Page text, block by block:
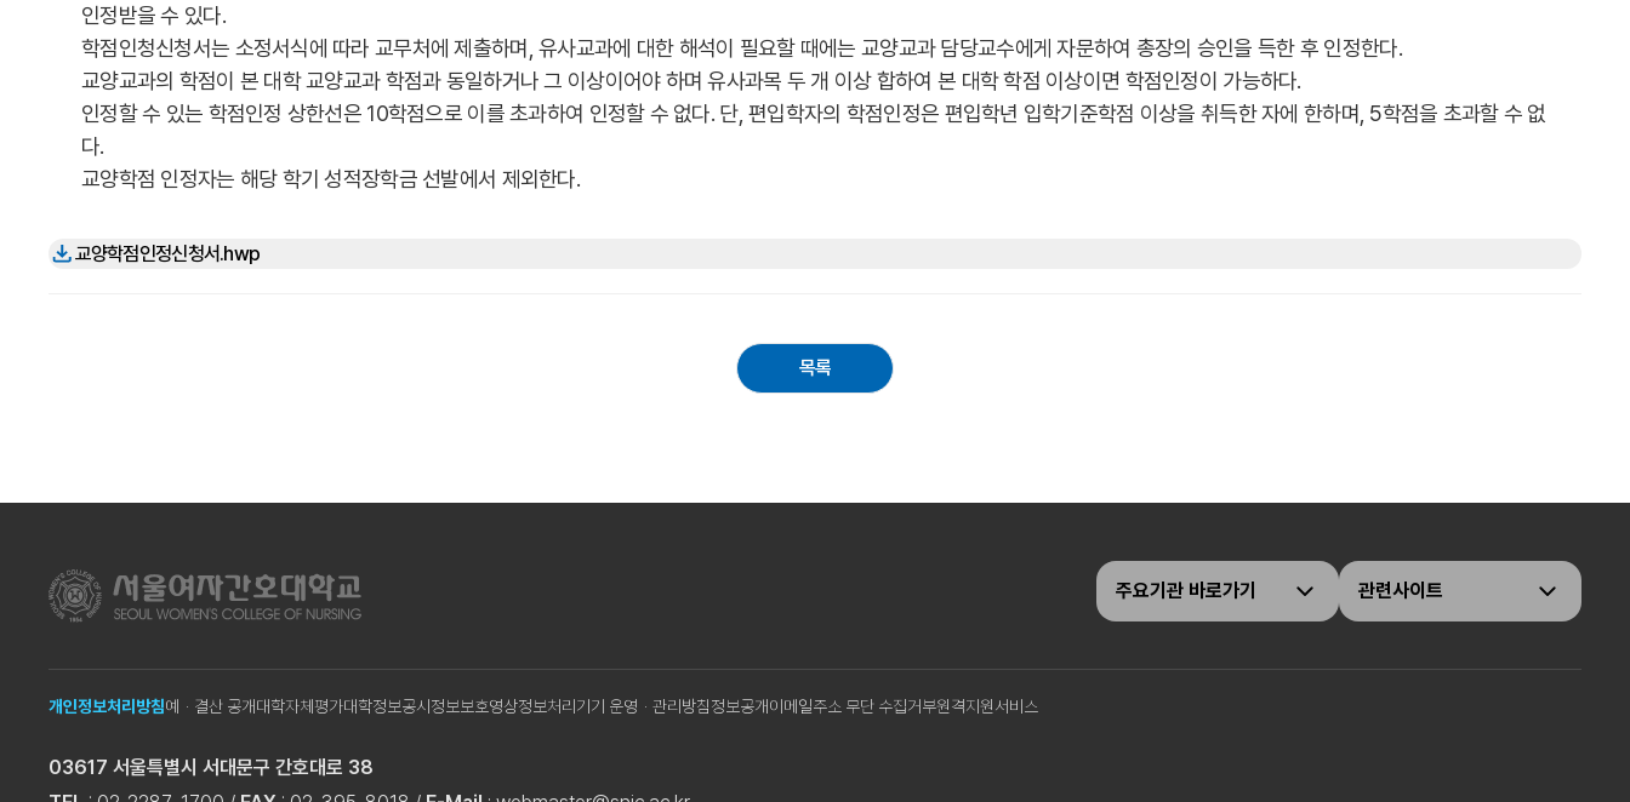
인정받을 수 있다.
학점인청신청서는 소정서식에 따라 교무처에 제출하며, 유사교과에 대한 해석이 필요할 때에는 교양교과 담당교수에게 자문하여 총장의 승인을 득한 후 인정한다.
교양교과의 학점이 본 대학 교양교과 학점과 동일하거나 그 이상이어야 하며 유사과목 두 개 이상 합하여 본 대학 학점 이상이면 학점인정이 가능하다.
인정할 수 있는 학점인정 상한선은 10학점으로 이를 초과하여 인정할 수 없다. 단, 편입학자의 학점인정은 편입학년 입학기준학점 이상을 취득한 자에 한하며, 5학점을 초과할 수 없
다.
교양학점 인정자는 해당 학기 성적장학금 선발에서 제외한다.
교양학점인정신청서.hwp
목록
주요기관 바로가기 관련사이트
개인정보처리방침예ㆍ결산 공개대학자체평가대학정보공시 정보보호영상정보처리기기 운영ㆍ관리방침정보공개이메일주소 무단 수집거부원격지원서비스
03617 서울특별시 서대문구 간호대로 38